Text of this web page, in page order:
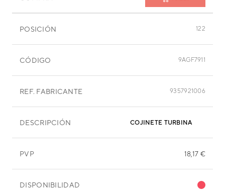
POSICIÓN 122
CÓDIGO 9AGF7911
REF. FABRICANTE 9357921006
DESCRIPCIÓN COJINETE TURBINA
PVP 18,17 €
DISPONIBILIDAD